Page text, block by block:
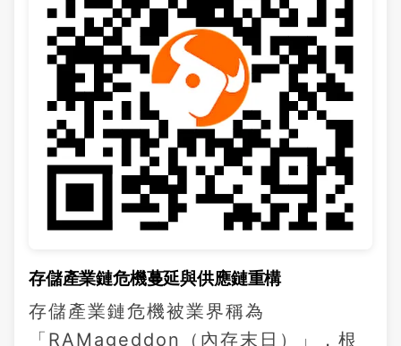
存儲產業鏈危機蔓延與供應鏈重構
存儲產業鏈危機被業界稱為
「RAMageddon（內存末日）」，根